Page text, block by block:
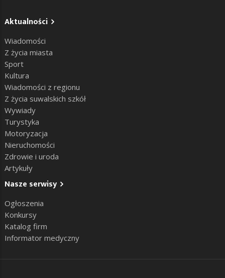
Aktualności
Wiadomości
Z życia miasta
Sport
Kultura
Wiadomości z regionu
Z życia suwalskich szkół
Wywiady
Turystyka
Motoryzacja
Nieruchomości
Zdrowie i uroda
Artykuły
Nasze serwisy
Ogłoszenia
Konkursy
Katalog firm
Informator medyczny